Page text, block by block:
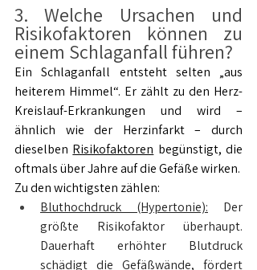
3. Welche Ursachen und
Risikofaktoren können zu
einem Schlaganfall führen?
Ein Schlaganfall entsteht selten „aus
heiterem Himmel“. Er zählt zu den Herz-
Kreislauf-Erkrankungen und wird –
ähnlich wie der Herzinfarkt – durch
dieselben Risikofaktoren begünstigt, die
oftmals über Jahre auf die Gefäße wirken.
Zu den wichtigsten zählen:
Bluthochdruck (Hypertonie): Der
größte Risikofaktor überhaupt.
Dauerhaft erhöhter Blutdruck
schädigt die Gefäßwände, fördert